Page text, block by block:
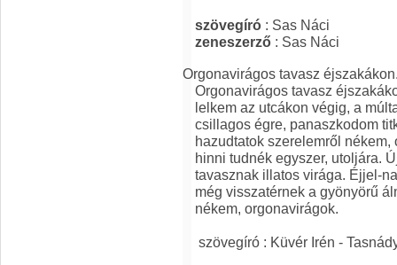
szövegíró : Sas Náci
zeneszerző : Sas Náci
Orgonavirágos tavasz
Orgonavirágos tavasz
lelkem az utcákon végig, a
csillagos égre, panaszkodom
hazudtatok szerelemről
hinni tudnék egyszer, utoljára.
tavasznak illatos virága. Éjjel-
még visszatérnek a gyönyörű
nékem, orgonavirágok.
szövegíró : Küvér Irén -